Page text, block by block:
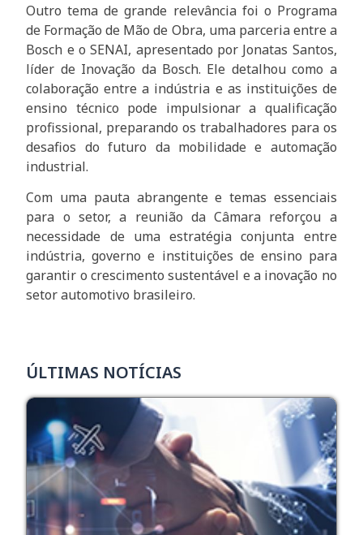
Outro tema de grande relevância foi o Programa
de Formação de Mão de Obra, uma parceria entre a
Bosch e o SENAI, apresentado por Jonatas Santos,
líder de Inovação da Bosch. Ele detalhou como a
colaboração entre a indústria e as instituições de
ensino técnico pode impulsionar a qualificação
profissional, preparando os trabalhadores para os
desafios do futuro da mobilidade e automação
industrial.
Com uma pauta abrangente e temas essenciais
para o setor, a reunião da Câmara reforçou a
necessidade de uma estratégia conjunta entre
indústria, governo e instituições de ensino para
garantir o crescimento sustentável e a inovação no
setor automotivo brasileiro.
ÚLTIMAS NOTÍCIAS